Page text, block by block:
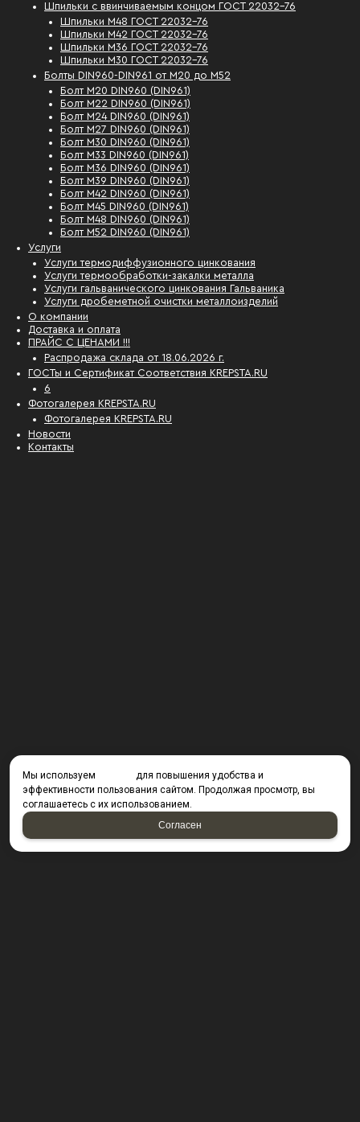
Шпильки с ввинчиваемым концом ГОСТ 22032-76
Шпильки М48 ГОСТ 22032-76
Шпильки М42 ГОСТ 22032-76
Шпильки М36 ГОСТ 22032-76
Шпильки М30 ГОСТ 22032-76
Болты DIN960-DIN961 от М20 до М52
Болт М20 DIN960 (DIN961)
Болт М22 DIN960 (DIN961)
Болт М24 DIN960 (DIN961)
Болт М27 DIN960 (DIN961)
Болт М30 DIN960 (DIN961)
Болт М33 DIN960 (DIN961)
Болт М36 DIN960 (DIN961)
Болт М39 DIN960 (DIN961)
Болт М42 DIN960 (DIN961)
Болт М45 DIN960 (DIN961)
Болт М48 DIN960 (DIN961)
Болт М52 DIN960 (DIN961)
Услуги
Услуги термодиффузионного цинкования
Услуги термообработки-закалки металла
Услуги гальванического цинкования Гальваника
Услуги дробеметной очистки металлоизделий
О компании
Доставка и оплата
ПРАЙС С ЦЕНАМИ !!!
Распродажа склада от 18.06.2026 г.
ГОСТы и Сертификат Соответствия KREPSTA.RU
6
Фотогалерея KREPSTA.RU
Фотогалерея KREPSTA.RU
Новости
Контакты
Мы используем
для повышения удобства и
эффективности пользования сайтом. Продолжая просмотр, вы
соглашаетесь с их использованием.
Согласен